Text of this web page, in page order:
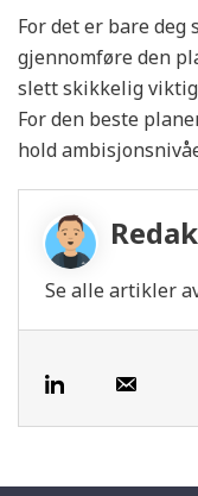
For det er bare deg
gjennomføre den
slett skikkelig viktig
For den beste
hold
Se alle artikler